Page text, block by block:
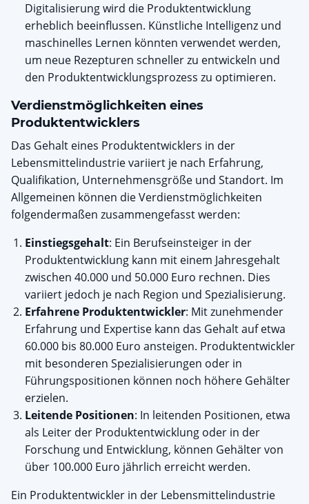
Digitalisierung wird die Produktentwicklung
erheblich beeinflussen. Künstliche Intelligenz und
maschinelles Lernen könnten verwendet werden,
um neue Rezepturen schneller zu entwickeln und
den Produktentwicklungsprozess zu optimieren.
Verdienstmöglichkeiten eines
Produktentwicklers
Das Gehalt eines Produktentwicklers in der
Lebensmittelindustrie variiert je nach Erfahrung,
Qualifikation, Unternehmensgröße und Standort. Im
Allgemeinen können die Verdienstmöglichkeiten
folgendermaßen zusammengefasst werden:
Einstiegsgehalt: Ein Berufseinsteiger in der
Produktentwicklung kann mit einem Jahresgehalt
zwischen 40.000 und 50.000 Euro rechnen. Dies
variiert jedoch je nach Region und Spezialisierung.
Erfahrene Produktentwickler: Mit zunehmender
Erfahrung und Expertise kann das Gehalt auf etwa
60.000 bis 80.000 Euro ansteigen. Produktentwickler
mit besonderen Spezialisierungen oder in
Führungspositionen können noch höhere Gehälter
erzielen.
Leitende Positionen: In leitenden Positionen, etwa
als Leiter der Produktentwicklung oder in der
Forschung und Entwicklung, können Gehälter von
über 100.000 Euro jährlich erreicht werden.
Ein Produktentwickler in der Lebensmittelindustrie